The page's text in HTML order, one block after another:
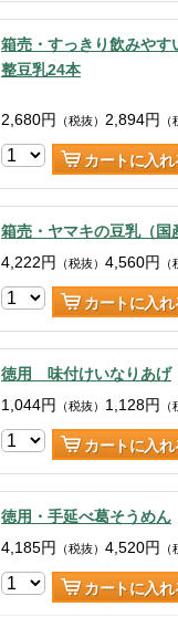
箱売・すっきり飲みやす
整豆乳24本
2,680円 （税抜） 2,894円 （
カートに入れ
箱売・ヤマキの豆乳（国
4,222円 （税抜） 4,560円 （
カートに入れ
徳用 味付けいなりあげ
1,044円 （税抜） 1,128円 （
カートに入れ
徳用・手延べ葛そうめん
4,185円 （税抜） 4,520円 （
カートに入れ